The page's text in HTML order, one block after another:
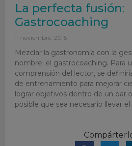
La perfecta fusión:
Gastrocoaching
11 noviembre, 2015
Mezclar la gastronomía con la
nombre: el gastrocoaching. Para
comprensión del lector, se
de entrenamiento para mejorar
lograr objetivos dentro de un bar
posible que sea necesario llevar el